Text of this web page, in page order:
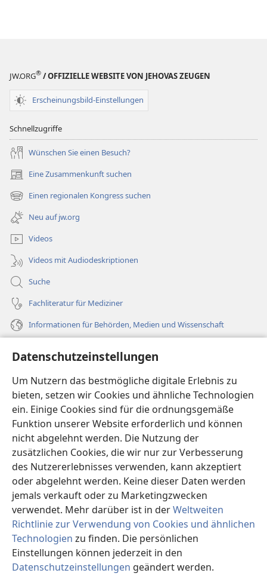
Datenschutzeinstellungen
Um Nutzern das bestmögliche digitale Erlebnis zu
bieten, setzen wir Cookies und ähnliche Technologien
ein. Einige Cookies sind für die ordnungsgemäße
Funktion unserer Website erforderlich und können
nicht abgelehnt werden. Die Nutzung der
zusätzlichen Cookies, die wir nur zur Verbesserung
des Nutzererlebnisses verwenden, kann akzeptiert
oder abgelehnt werden. Keine dieser Daten werden
jemals verkauft oder zu Marketingzwecken
verwendet. Mehr darüber ist in derWeltweiten
Richtlinie zur Verwendung von Cookies und ähnlichen
Technologien zu finden. Die persönlichen
Einstellungen können jederzeit in den
Datenschutzeinstellungen geändert werden.
JW.ORG® / OFFIZIELLE WEBSITE VON JEHOVAS ZEUGEN
Erscheinungsbild-Einstellungen
Schnellzugriffe
Wünschen Sie einen Besuch?
Eine Zusammenkunft suchen
(öffnet
neues
Fenster)
Einen regionalen Kongress suchen
(öffnet
neues
Fenster)
Neu auf jw.org
Videos
Videos mit Audiodeskriptionen
Suche
Fachliteratur für Mediziner
Informationen für Behörden, Medien und Wissenschaft
Spenden
(öffnet
neues
Fenster)Wachtturm ONLINE-BIBLIOTHEK
(öffnet
neues
Fenster)JW Hub®
(öffnet
neues
Fenster)JW Library
Watchtower Library ®
Copyright© 2026 Watch Tower Bible and Tract Society of Pennsylvania.
NUTZUNGSBEDINGUNGEN| DATENSCHUTZERKLÄRUNG